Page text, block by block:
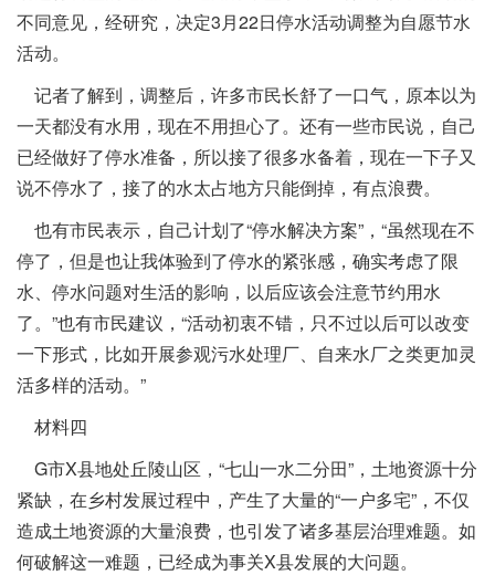
不同意见，经研究，决定3月22日停水活动调整为自愿节水
活动。
记者了解到，调整后，许多市民长舒了一口气，原本以为
一天都没有水用，现在不用担心了。还有一些市民说，自己
已经做好了停水准备，所以接了很多水备着，现在一下子又
说不停水了，接了的水太占地方只能倒掉，有点浪费。
也有市民表示，自己计划了“停水解决方案”，“虽然现在不
停了，但是也让我体验到了停水的紧张感，确实考虑了限
水、停水问题对生活的影响，以后应该会注意节约用水
了。”也有市民建议，“活动初衷不错，只不过以后可以改变
一下形式，比如开展参观污水处理厂、自来水厂之类更加灵
活多样的活动。”
材料四
G市X县地处丘陵山区，“七山一水二分田”，土地资源十分
紧缺，在乡村发展过程中，产生了大量的“一户多宅”，不仅
造成土地资源的大量浪费，也引发了诸多基层治理难题。如
何破解这一难题，已经成为事关X县发展的大问题。